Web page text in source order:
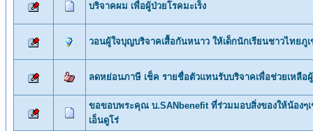
บริจาคผม เพื่อผู้ป่วยโรคมะเร็ง
วอนผู้ใจบุญบริจาคเสื้อกันหนาว ให้เด็กนักเรียนชาวไทยภูเ
ลดหย่อนภาษี เช็ค รายชื่อตัวแทนรับบริจาคเพื่อช่วยเหลือ
ขอขอบพระคุณ บ.SANbenefit ที่ร่วมมอบสิ่งของให้น้องๆ
เอ็นดูโร่